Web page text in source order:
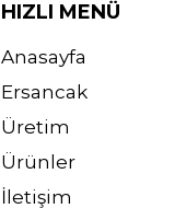
HIZLI MENÜ
Anasayfa
Ersancak
Üretim
Ürünler
İletişim